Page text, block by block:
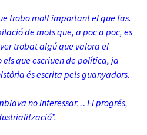
trobo molt important el que fas.
de mots que, a poc a poc, es
trobat algú que valora el
que escriuen de política, ja
és escrita pels guanyadors.
no interessar… El progrés,